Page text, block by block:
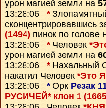
урон магией земли на
13:28:06 *
сконцентрировавшись
(1494) пинок по голове
13:28:06 * Человек
урон магией земли на
13:28:06 * Нахальный
накатил Человек *Это
13:28:06 * Орк Резак
РУСИЧЕЙ* клон 1